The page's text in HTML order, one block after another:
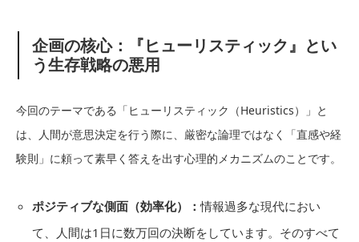
企画の核心：『ヒューリスティック』とい
う生存戦略の悪用
今回のテーマである「ヒューリスティック（Heuristics）」と
は、人間が意思決定を行う際に、厳密な論理ではなく「直感や経
験則」に頼って素早く答えを出す心理的メカニズムのことです。
ポジティブな側面（効率化）：情報過多な現代におい
て、人間は1日に数万回の決断をしています。そのすべて